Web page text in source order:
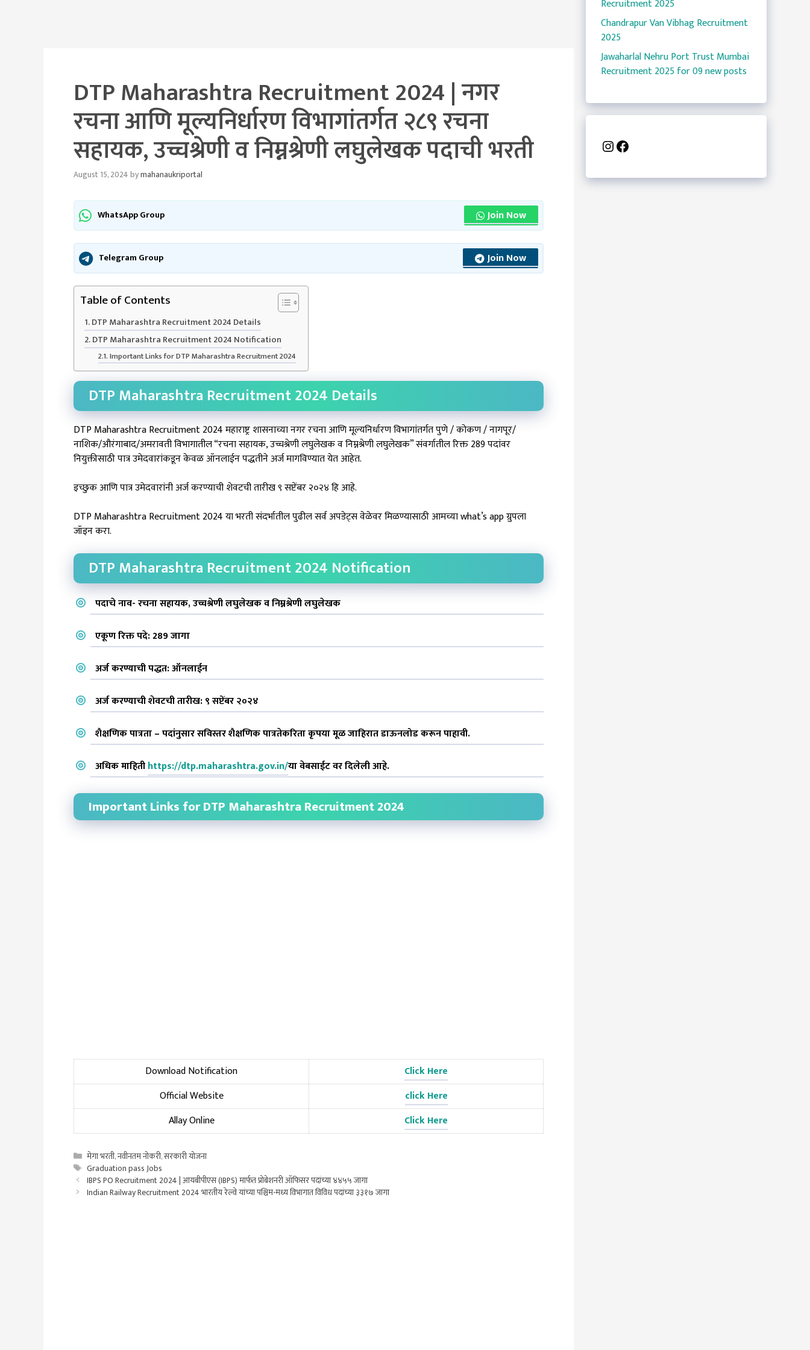
DTP Maharashtra Recruitment 2024 | नगर
रचना आणि मूल्यनिर्धारण विभागांतर्गत २८९ रचना
सहायक, उच्चश्रेणी व निम्नश्रेणी लघुलेखक पदाची भरती
August 15, 2024bymahanaukriportal
WhatsApp Group Join Now
Telegram Group Join Now
Table of Contents
DTP Maharashtra Recruitment 2024 Details
DTP Maharashtra Recruitment 2024 Notification
Important Links for DTP Maharashtra Recruitment 2024
DTP Maharashtra Recruitment 2024 Details
DTP Maharashtra Recruitment 2024 महाराष्ट्र शासनाच्या नगर रचना आणि मूल्यनिर्धारण विभागांतर्गत पुणे / कोकण / नागपूर/
नाशिक/औरंगाबाद/अमरावती विभागातील “रचना सहायक, उच्चश्रेणी लघुलेखक व निम्नश्रेणी लघुलेखक” संवर्गातील रिक्त 289 पदांवर
नियुक्तीसाठी पात्र उमेदवारांकडून केवळ ऑनलाईन पद्धतीने अर्ज मागविण्यात येत आहेत.
इच्छुक आणि पात्र उमेदवारांनी अर्ज करण्याची शेवटची तारीख ९ सप्टेंबर २०२४ हि आहे.
DTP Maharashtra Recruitment 2024 या भरती संदर्भातील पुढील सर्व अपडेट्स वेळेवर मिळण्यासाठी आमच्या what’s app ग्रुपला
जॉइन करा.
DTP Maharashtra Recruitment 2024 Notification
पदाचे नाव- रचना सहायक, उच्चश्रेणी लघुलेखक व निम्नश्रेणी लघुलेखक
एकूण रिक्त पदे: 289 जागा
अर्ज करण्याची पद्धत: ऑनलाईन
अर्ज करण्याची शेवटची तारीख: ९ सप्टेंबर २०२४
शैक्षणिक पात्रता – पदांनुसार सविस्तर शैक्षणिक पात्रतेकरिता कृपया मूळ जाहिरात डाऊनलोड करून पाहावी.
अधिक माहितीhttps://dtp.maharashtra.gov.in/या वेबसाईट वर दिलेली आहे.
Important Links for DTP Maharashtra Recruitment 2024
Download Notification
Click Here
Official Website
click Here
Allay Online
Click Here
Categories
मेगा भरती,नवीनतम नोकरी,सरकारी योजना
Tags
Graduation pass Jobs
IBPS PO Recruitment 2024 | आयबीपीएस (IBPS) मार्फत प्रोबेशनरी ऑफिसर पदांच्या ४४५५ जागा
Indian Railway Recruitment 2024 भारतीय रेल्वे यांच्या पश्चिम-मध्य विभागात विविध पदांच्या ३३१७ जागा
Recruitment 2025
Chandrapur Van Vibhag Recruitment
2025
Jawaharlal Nehru Port Trust Mumbai
Recruitment 2025 for 09 new posts
Instagram
Facebook